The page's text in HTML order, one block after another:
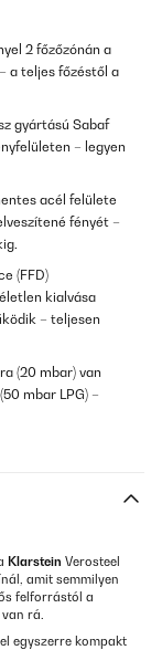
2 főzőzónán a
a teljes főzéstől a
gyártású Sabaf
– legyen
acél felülete
fényét –
(FFD)
kialvása
– teljesen
(20 mbar) van
mbar LPG) –
Klarstein Verosteel
amit semmilyen
felforrástól a
rá.
egyszerre kompakt